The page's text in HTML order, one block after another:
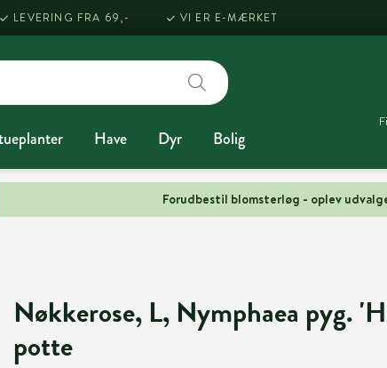
Forudbestil blomsterløg - oplev
LEVERING FRA 69,- VI ER E-MÆRKET
Have Dyr Bolig
Nøkkerose, L, Nymphaea pyg.
potte